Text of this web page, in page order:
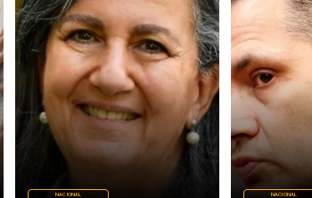
NACIONAL NACIONAL